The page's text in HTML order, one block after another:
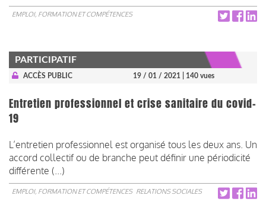
EMPLOI, FORMATION ET COMPÉTENCES
PARTICIPATIF
ACCÈS PUBLIC 19 / 01 / 2021 | 140 vues
Entretien professionnel et crise sanitaire du covid-
19
L’entretien professionnel est organisé tous les deux ans. Un
accord collectif ou de branche peut définir une périodicité
différente (...)
EMPLOI, FORMATION ET COMPÉTENCES RELATIONS SOCIALES